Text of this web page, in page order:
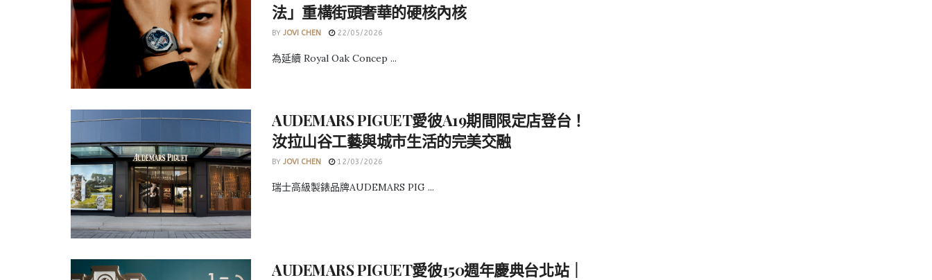
法」重構街頭奢華的硬核內核
BY JOVI CHEN 22/05/2026
為延續 Royal Oak Concep ...
AUDEMARS PIGUET愛彼A19期間限定店登台！
汝拉山谷工藝與城市生活的完美交融
BY JOVI CHEN 12/03/2026
瑞士高級製錶品牌AUDEMARS PIG ...
AUDEMARS PIGUET愛彼150週年慶典台北站｜